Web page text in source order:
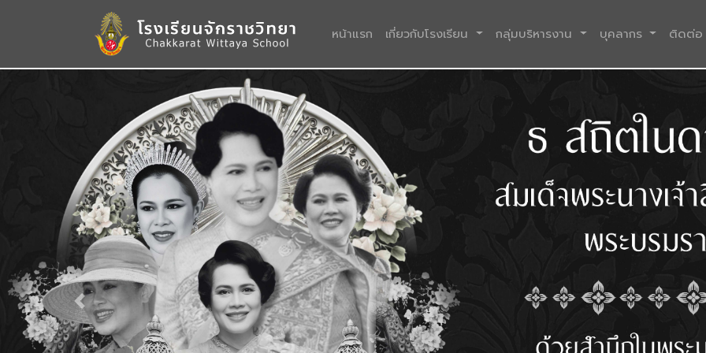
หน้าแรก (current)
เกี่ยวกับโรงเรียน กลุ่มบริหารงาน บุคลากร ติดต่อ
Previous